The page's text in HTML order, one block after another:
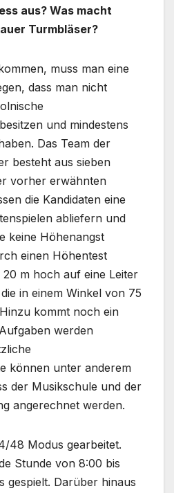
aus? Was macht
Turmbläser?
muss man eine
dass man nicht
und mindestens
Das Team der
besteht aus sieben
vorher erwähnten
die Kandidaten eine
abliefern und
keine Höhenangst
einen Höhentest
m hoch auf eine Leiter
in einem Winkel von 75
kommt noch ein
werden
können unter anderem
der Musikschule und der
angerechnet werden.
48 Modus gearbeitet.
Stunde von 8:00 bis
gespielt. Darüber hinaus